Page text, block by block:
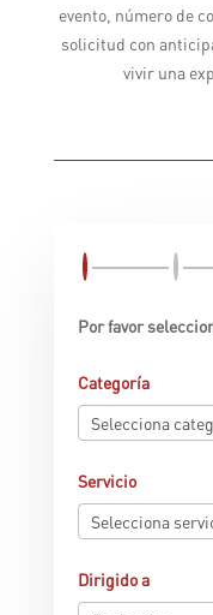
evento, número de
solicitud con
vivir una
Por favor
Categoría
Servicio
Dirigido a